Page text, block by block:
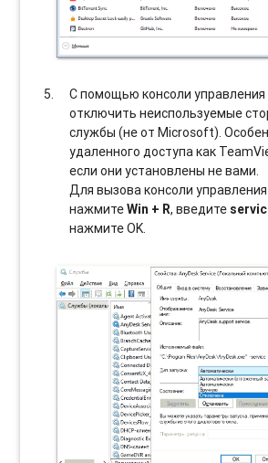
С помощью консоли
отключить неиспользуемые
службы (не от Microsoft).
удаленного доступа как
если они установлены не вами.
Для вызова консоли
нажмитеWin + R, введите
нажмите OK.